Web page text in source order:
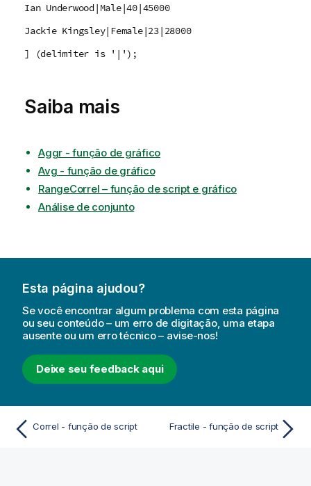
Ian Underwood|Male|40|45000
Jackie Kingsley|Female|23|28000
] (delimiter is '|');
Saiba mais
Aggr - função de gráfico
Avg - função de gráfico
RangeCorrel – função de script e gráfico
Análise de conjunto
Esta página ajudou?
Se você encontrar algum problema com esta página
ou seu conteúdo – um erro de digitação, uma etapa
ausente ou um erro técnico – avise-nos!
Deixe seu feedback aqui
Correl - função de script Fractile - função de script